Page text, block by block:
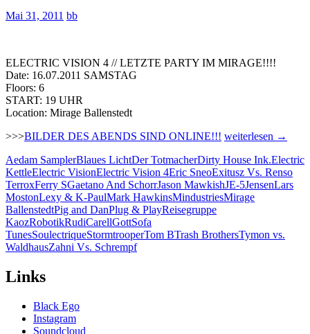
Mai 31, 2011 bb
ELECTRIC VISION 4 // LETZTE PARTY IM MIRAGE!!!!
Date: 16.07.2011 SAMSTAG
Floors: 6
START: 19 UHR
Location: Mirage Ballenstedt
>>>BILDER DES ABENDS SIND ONLINE!!! 16.07.2011
Electric
Vision
4
Mirage
Letzte
weiterlesen →
Aedam SamplerBlaues LichtDer TotmacherDirty House Ink.Electric
KettleElectric VisionElectric Vision 4Eric SneoExitusz Vs. Renso
TerroxFerry SGaetano And SchorrJason MawkishJE-5JensenLars
MostonLexy & K-PaulMark HawkinsMindustriesMirage
BallenstedtPig and DanPlug & PlayReisegruppe
KaozRobotikRudiCarellGottSofa
TunesSoulectriqueStormtrooperTom BTrash BrothersTymon vs.
WaldhausZahni Vs. Schrempf
Links
Black Ego
Instagram
Soundcloud